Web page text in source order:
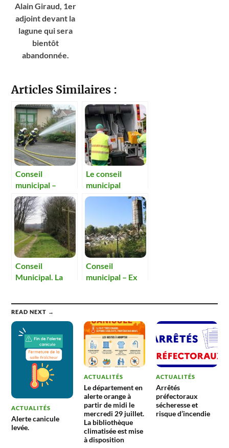
Alain Giraud, 1er
adjoint devant la
lagune qui sera
bientôt
abandonnée.
Articles Similaires :
Conseil
municipal –
Quels locaux
pour les
pompiers ?
Le conseil
municipal
s’oppose à la
traitements des
déchets.
Conseil
Municipal. La
moteur sera
interdite aux
Oignons.
Conseil
municipal – Ex
conseillers
READ NEXT →
ACTUALITÉS
Alerte canicule
levée.
ACTUALITÉS
Le département en
alerte orange à
partir de midi le
mercredi 29 juillet.
La bibliothèque
climatisée est mise
à disposition
ACTUALITÉS
Arrêtés
préfectoraux
sécheresse et
risque d’incendie